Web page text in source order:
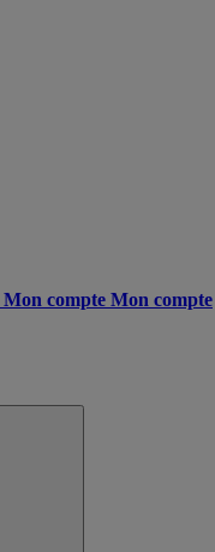
Mon compte Mon compte